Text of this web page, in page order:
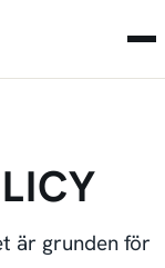
är grunden för